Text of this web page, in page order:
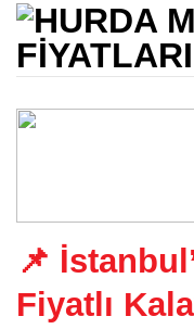
İçeriğe
atla
📌
Fiyatlı